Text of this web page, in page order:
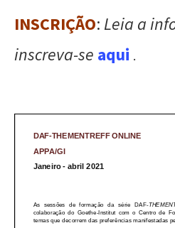
INSCRIÇÃO: Leia a
inscreva-se aqui .